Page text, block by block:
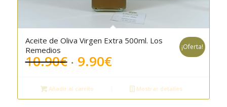
Aceite de Oliva Virgen Extra 500ml. Los
Remedios
10.90€ El
original
era:
9.90€El
actual
es:
¡Oferta!
Añadir al carrito Mostrar detalles